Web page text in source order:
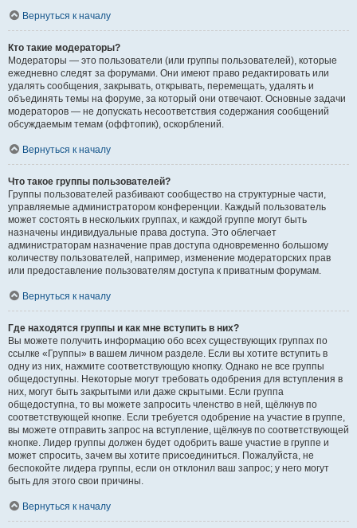
Вернуться к началу
Кто такие модераторы?
Модераторы — это пользователи (или группы пользователей), которые
ежедневно следят за форумами. Они имеют право редактировать или
удалять сообщения, закрывать, открывать, перемещать, удалять и
объединять темы на форуме, за который они отвечают. Основные задачи
модераторов — не допускать несоответствия содержания сообщений
обсуждаемым темам (оффтопик), оскорблений.
Вернуться к началу
Что такое группы пользователей?
Группы пользователей разбивают сообщество на структурные части,
управляемые администратором конференции. Каждый пользователь
может состоять в нескольких группах, и каждой группе могут быть
назначены индивидуальные права доступа. Это облегчает
администраторам назначение прав доступа одновременно большому
количеству пользователей, например, изменение модераторских прав
или предоставление пользователям доступа к приватным форумам.
Вернуться к началу
Где находятся группы и как мне вступить в них?
Вы можете получить информацию обо всех существующих группах по
ссылке «Группы» в вашем личном разделе. Если вы хотите вступить в
одну из них, нажмите соответствующую кнопку. Однако не все группы
общедоступны. Некоторые могут требовать одобрения для вступления в
них, могут быть закрытыми или даже скрытыми. Если группа
общедоступна, то вы можете запросить членство в ней, щёлкнув по
соответствующей кнопке. Если требуется одобрение на участие в группе,
вы можете отправить запрос на вступление, щёлкнув по соответствующей
кнопке. Лидер группы должен будет одобрить ваше участие в группе и
может спросить, зачем вы хотите присоединиться. Пожалуйста, не
беспокойте лидера группы, если он отклонил ваш запрос; у него могут
быть для этого свои причины.
Вернуться к началу